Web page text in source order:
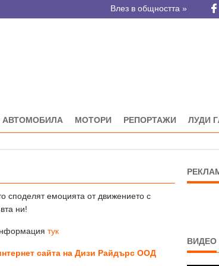
Влез в общността »
АВТОМОБИЛА МОТОРИ РЕПОРТАЖИ ЛУДИ
споделят емоцията от движението с
ни!
тук
сайтa на Дизи Райдърс ООД
ВИДЕО